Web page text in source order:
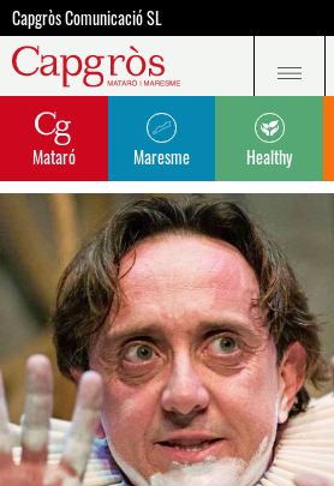
Capgròs Comunicació SL
Mataró Maresme Healthy